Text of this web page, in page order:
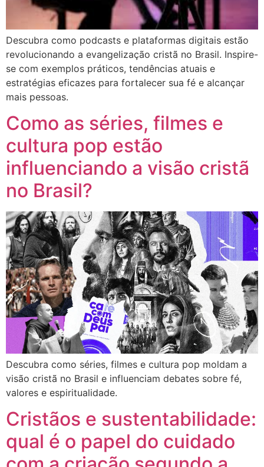
Descubra como podcasts e plataformas digitais estão
revolucionando a evangelização cristã no Brasil. Inspire-
se com exemplos práticos, tendências atuais e
estratégias eficazes para fortalecer sua fé e alcançar
mais pessoas.
Como as séries, filmes e
cultura pop estão
influenciando a visão cristã
no Brasil?
Descubra como séries, filmes e cultura pop moldam a
visão cristã no Brasil e influenciam debates sobre fé,
valores e espiritualidade.
Cristãos e sustentabilidade:
qual é o papel do cuidado